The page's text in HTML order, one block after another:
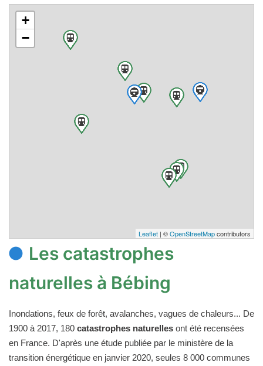
+
−
Leaflet | ©OpenStreetMapcontributors
Les catastrophes
naturelles à Bébing
Inondations, feux de forêt, avalanches, vagues de chaleurs... De
1900 à 2017, 180 catastrophes naturelles ont été recensées
en France. D'après une étude publiée par le ministère de la
transition énergétique en janvier 2020, seules 8 000 communes